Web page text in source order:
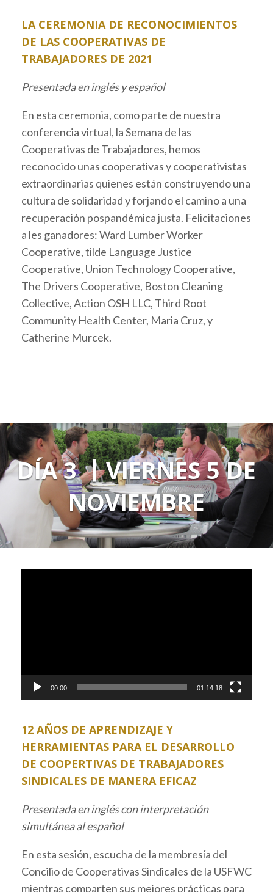
LA CEREMONIA DE RECONOCIMIENTOS
DE LAS COOPERATIVAS DE
TRABAJADORES DE 2021
Presentada en inglés y español
En esta ceremonia, como parte de nuestra
conferencia virtual, la Semana de las
Cooperativas de Trabajadores, hemos
reconocido unas cooperativas y cooperativistas
extraordinarias quienes están construyendo una
cultura de solidaridad y forjando el camino a una
recuperación pospandémica justa. Felicitaciones
a les ganadores: Ward Lumber Worker
Cooperative, tilde Language Justice
Cooperative, Union Technology Cooperative,
The Drivers Cooperative, Boston Cleaning
Collective, Action OSH LLC, Third Root
Community Health Center, Maria Cruz, y
Catherine Murcek.
DÍA 3 丨VIERNES 5 DE
NOVIEMBRE
00:00 01:14:18
12 AÑOS DE APRENDIZAJE Y
HERRAMIENTAS PARA EL DESARROLLO
DE COOPERTIVAS DE TRABAJADORES
SINDICALES DE MANERA EFICAZ
Presentada en inglés con interpretación
simultánea al español
En esta sesión, escucha de la membresía del
Concilio de Cooperativas Sindicales de la USFWC
mientras comparten sus mejores prácticas para